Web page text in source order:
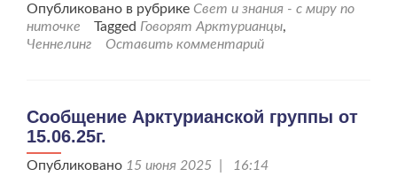
Опубликовано в рубрике Свет и знания - с миру по
ниточке
Tagged Говорят Арктурианцы,
Ченнелинг
Оставить комментарий
Сообщение Арктурианской группы от
15.06.25г.
Опубликовано 15 июня 2025 | 16:14